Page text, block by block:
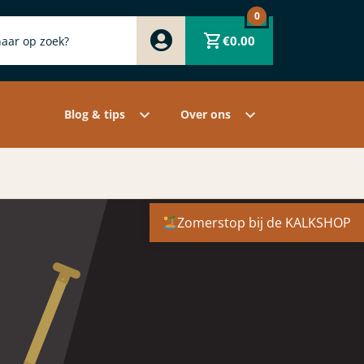
€0.00
0
Zwart
Grijs
Overige pigmenten
Blog & tips Over ons
Contact
Zomerstop bij de KALKSHOP